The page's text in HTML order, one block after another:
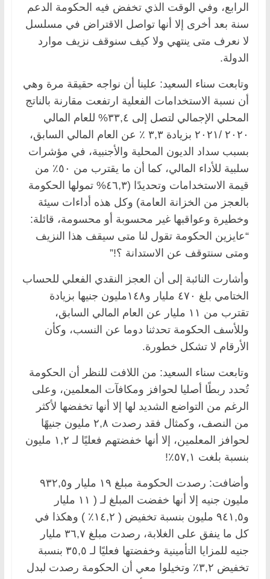
الرابع، وفي الوقت الذي تخفض فيه الحكومة الدعم
سنة بعد أخرى إلا أنها تواصل الاقتراض في مسلسل
لا نعرف متى ينتهي ولا كيف سنوقف نزيف موارد
الدولة.
وتابعت سناء السعيد: علينا أن نواجه حقيقة مرة وهي
أن نسبة الاستخدامات الفعلية ارتفعت مقارنة بالناتج
المحلي الإجمالي لتصل إلى ٣٣,٤% للعام المالي
٢٠٢٠ /٢٠٢١ بزيادة ٣,٣ ٪ عن العام المالي السابق،
بسبب سداد الديون المحلية والأجنبية، في مؤشرات
سلبية للأداء المالي، كما أن ما يقترب من ٥٠٪ من
قيمة الاستخدامات وتحديدًا (٤٦,٣% تمولها الحكومة
بالعجز من الخزانة العامة) وكل هذه أداءات سيئة
وخطيرة وعواقبها غير محسوبة أو محسومة، قائلة:
“عايزين الحكومة تقول لنا متى سيقف هذا النزيف
ومتى سنتوقف عن الاستدانة ؟!”
وأشارت النائبة إلى أن العجز النقدي الفعلي للحساب
الختامي بلغ ٤٧٠ مليار و١٤٨مليون جنيها بزيادة
تقترب من ١١ مليار عن العام المالي السابق،
وللأسف الحكومة تحدثنا دوما عن النسب، وكأن
الأرقام لا تشكل خطورة.
وتابعت سناء السعيد: من اللافت للنظر أن الحكومة
تُحدد ربطًا أصليا لحوافز ومكافآت المعلمين، وعلى
الرغم من التواضع الشديد لها إلا أنها تخفضها لأكثر
من النصف، وكمثال فقد رصدت ٢,٨ مليون جنيهًا
لحوافز المعلمين، إلا أنها خفضتهم فعليًا لـ ١,٢ مليون
بنسبة بلغت ٥٧,١٪!
وأضافت: رصدت الحكومة مبلغ ١٩ مليار و٩٣٢,٥
مليون جنيه إلا أنها خفضت المبلغ لـ ( ١١ مليار
و٩٤١,٥ مليون بنسبة تخفيض ( ١٤,٢٪ ) وهكذا في
كل ما ينفق على الغلابة، رصدت مبلغ ٣٦,٧ مليار
جنيه للمزايا التأمينية وخفضتها فعليًا لـ ٣٥,٥ بنسبة
تخفيض ٣,٢٪ وتخيلوا معي أن الحكومة رصدت لبدل